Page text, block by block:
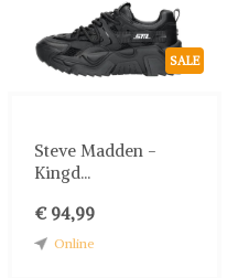
SALE
Steve Madden -
Kingd...
€ 94,99
Online